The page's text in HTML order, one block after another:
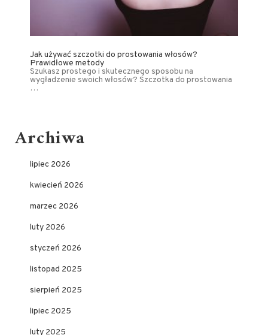
Jak używać szczotki do prostowania włosów?
Prawidłowe metody
Szukasz prostego i skutecznego sposobu na
wygładzenie swoich włosów? Szczotka do prostowania
…
Archiwa
lipiec 2026
kwiecień 2026
marzec 2026
luty 2026
styczeń 2026
listopad 2025
sierpień 2025
lipiec 2025
luty 2025